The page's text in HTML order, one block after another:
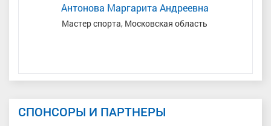
Антонова Маргарита Андреевна
Мастер спорта, Московская область
СПОНСОРЫ И ПАРТНЕРЫ